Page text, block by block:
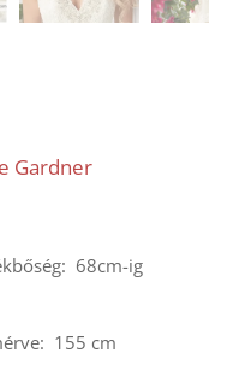
Gardner
68cm-ig
155 cm